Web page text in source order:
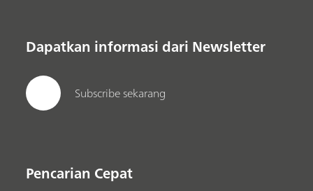
Dapatkan informasi dari Newsletter
Subscribe sekarang
Pencarian Cepat